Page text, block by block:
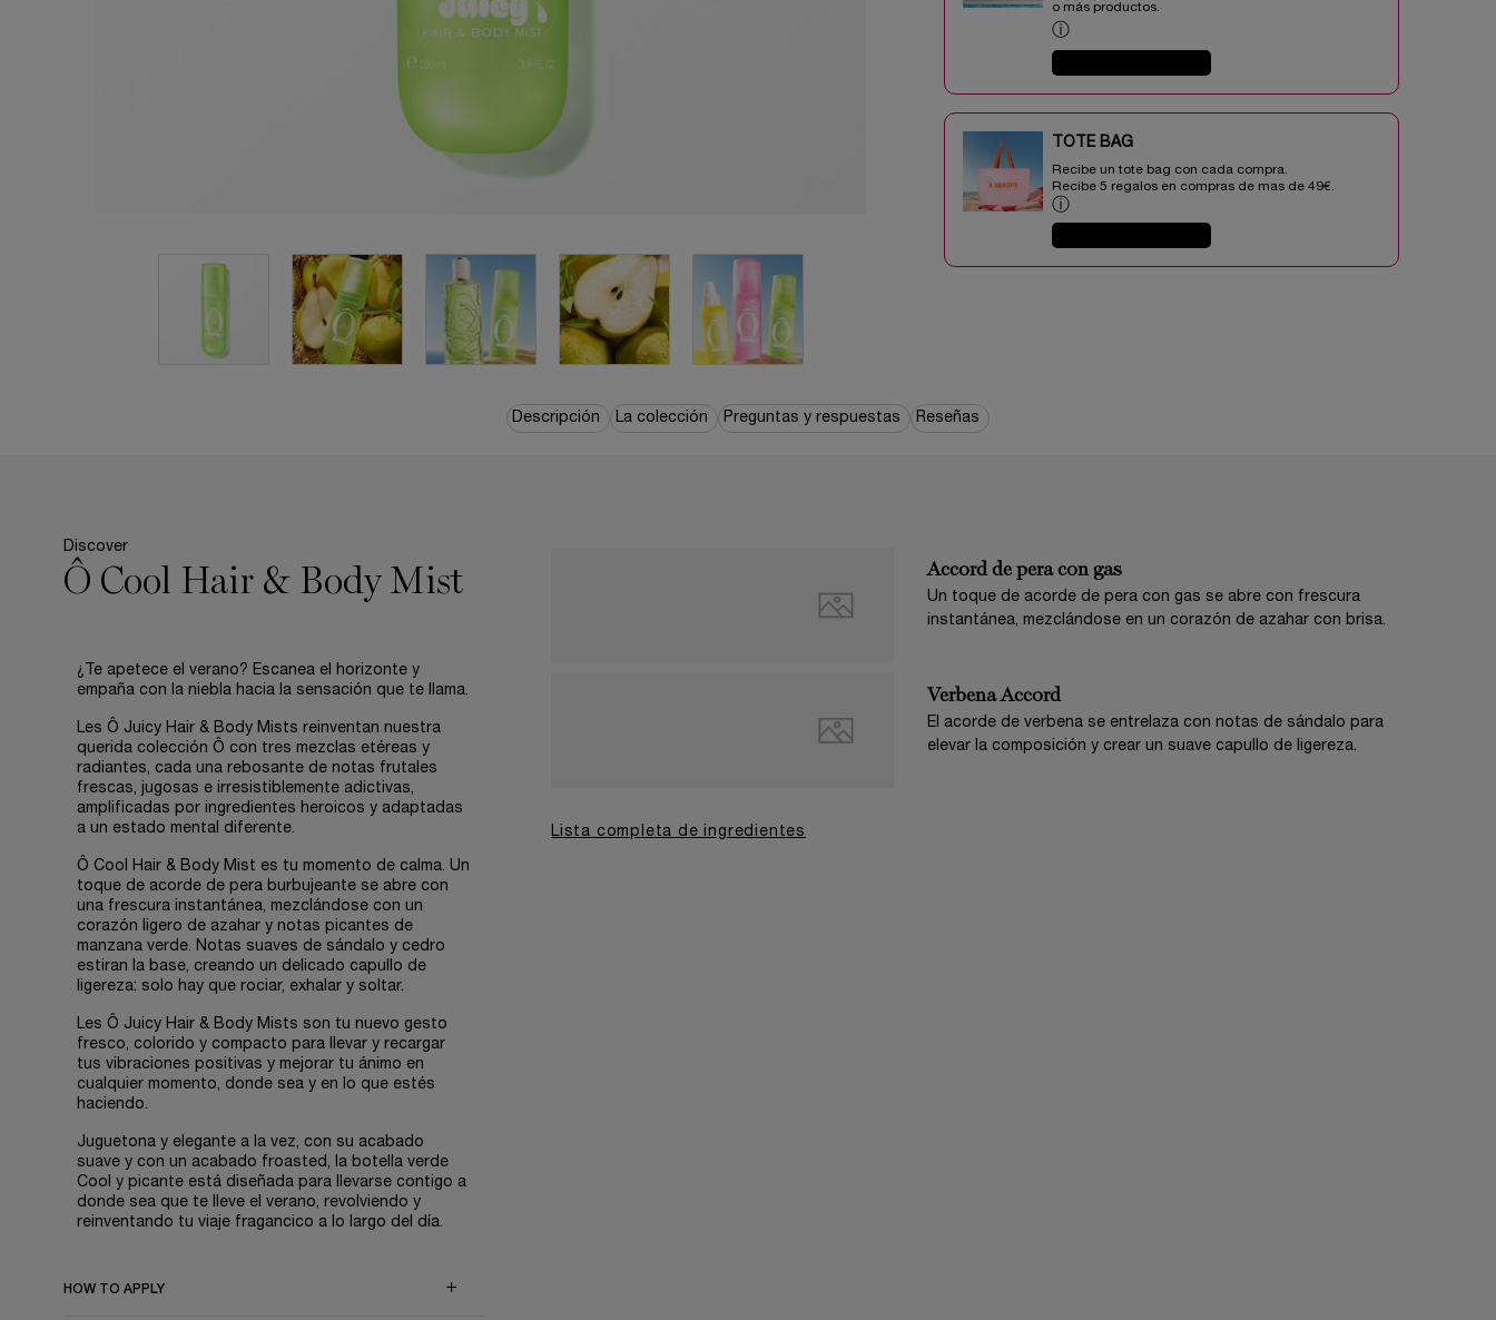
o más productos.​
ⓘ
TOTE BAG​​
Recibe un tote bag con cada compra.
Recibe 5 regalos en compras de mas de 49€.​
ⓘ
Descripción La colección Preguntas y respuestas Reseñas
Discover
Ô Cool Hair & Body Mist
¿Te apetece el verano? Escanea el horizonte y
empaña con la niebla hacia la sensación que te llama.
Les Ô Juicy Hair & Body Mists reinventan nuestra
querida colección Ô con tres mezclas etéreas y
radiantes, cada una rebosante de notas frutales
frescas, jugosas e irresistiblemente adictivas,
amplificadas por ingredientes heroicos y adaptadas
a un estado mental diferente.
Ô Cool Hair & Body Mist es tu momento de calma. Un
toque de acorde de pera burbujeante se abre con
una frescura instantánea, mezclándose con un
corazón ligero de azahar y notas picantes de
manzana verde. Notas suaves de sándalo y cedro
estiran la base, creando un delicado capullo de
ligereza: solo hay que rociar, exhalar y soltar.
Les Ô Juicy Hair & Body Mists son tu nuevo gesto
fresco, colorido y compacto para llevar y recargar
tus vibraciones positivas y mejorar tu ánimo en
cualquier momento, donde sea y en lo que estés
haciendo.
Juguetona y elegante a la vez, con su acabado
suave y con un acabado froasted, la botella verde
Cool y picante está diseñada para llevarse contigo a
donde sea que te lleve el verano, revolviendo y
reinventando tu viaje fragancico a lo largo del día.
HOW TO APPLY
Accord de pera con gas
Un toque de acorde de pera con gas se abre con frescura
instantánea, mezclándose en un corazón de azahar con brisa.
Verbena Accord
El acorde de verbena se entrelaza con notas de sándalo para
elevar la composición y crear un suave capullo de ligereza.
Lista completa de ingredientes